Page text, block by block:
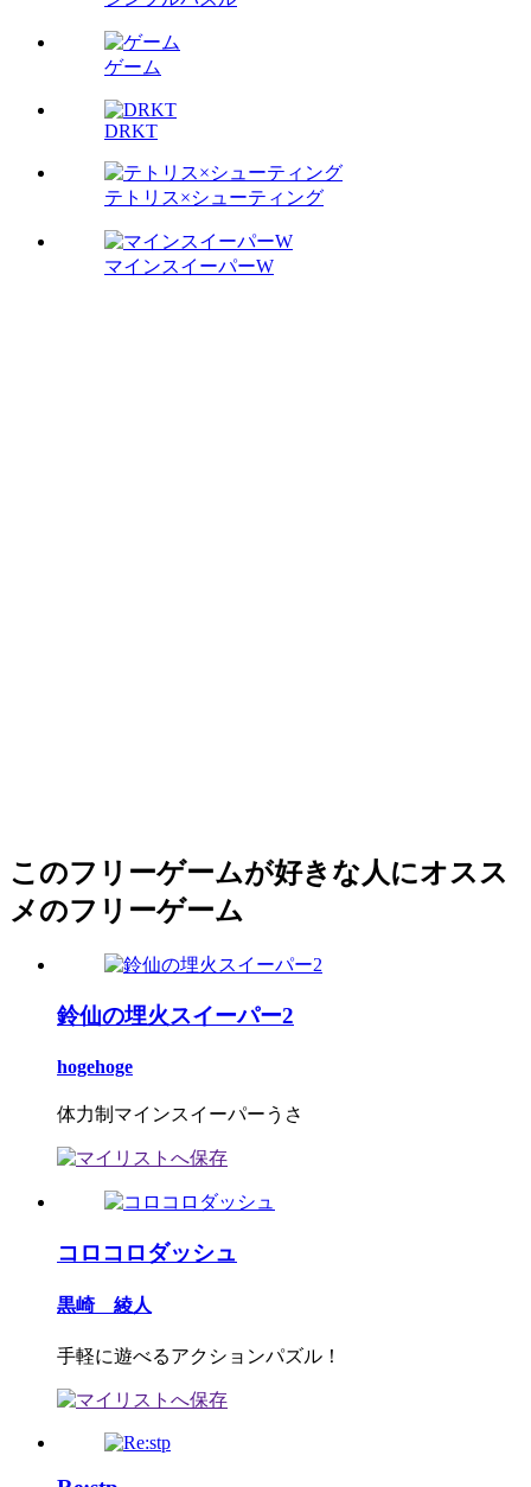
ゲーム
DRKT
テトリス×シューティング
マインスイーパーW
このフリーゲームが好きな人にオスス
メのフリーゲーム
鈴仙の埋火スイーパー2
hogehoge
体力制マインスイーパーうさ
コロコロダッシュ
黒崎 綾人
手軽に遊べるアクションパズル！